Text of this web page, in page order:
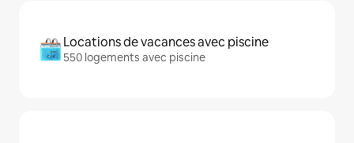
Locations de vacances avec piscine
550 logements avec piscine